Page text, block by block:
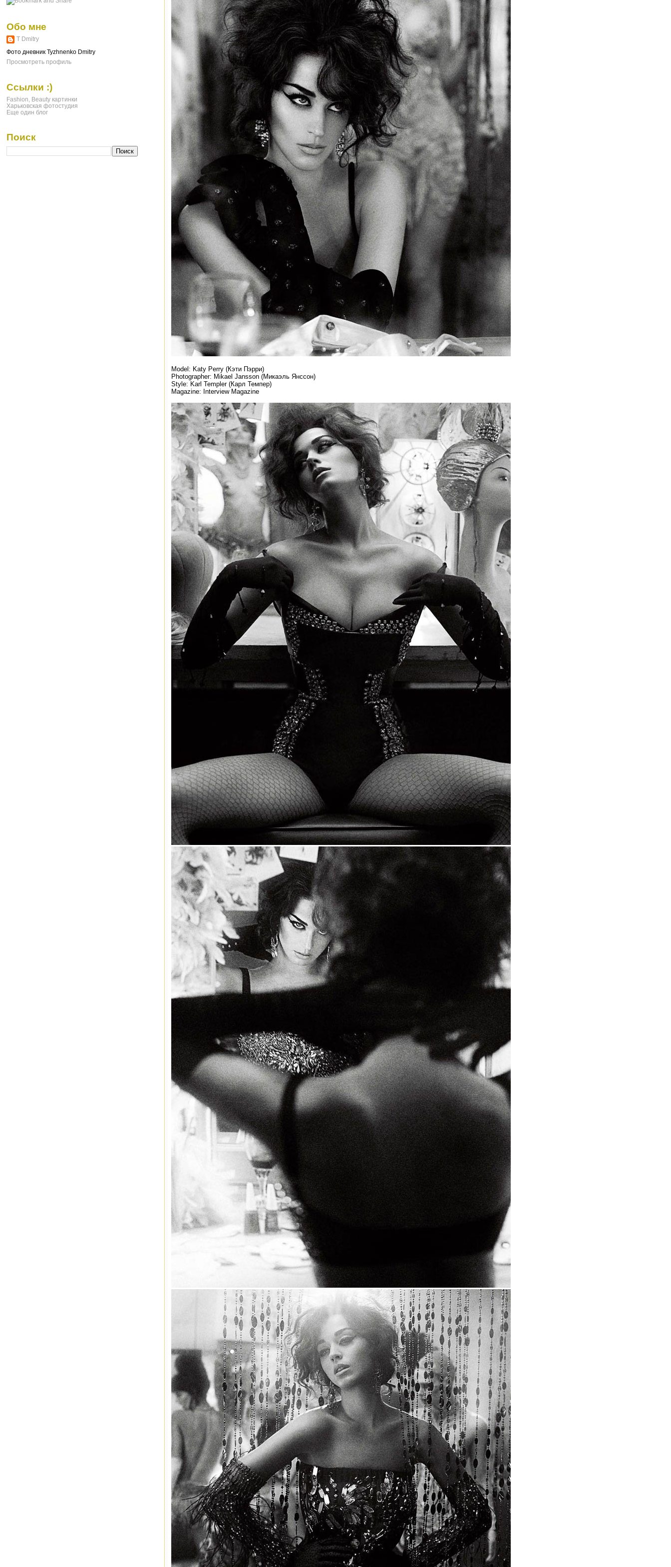
Model: Katy Perry (Кэти Пэрри)
Photographer: Mikael Jansson (Микаэль Янссон)
Style: Karl Templer (Карл Темпер)
Magazine: Interview Magazine
Обо мне
T Dmitry
Фото дневник Tyzhnenko Dmitry
Просмотреть профиль
Ссылки :)
Fashion, Beauty картинки
Харьковская фотостудия
Еще один блог
Поиск